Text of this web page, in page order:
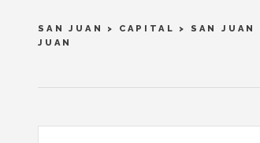
SAN JUAN > CAPITAL > SAN JUAN
JUAN